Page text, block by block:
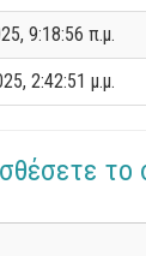
9:18:56 π.μ.
2:42:51 μ.μ.
το